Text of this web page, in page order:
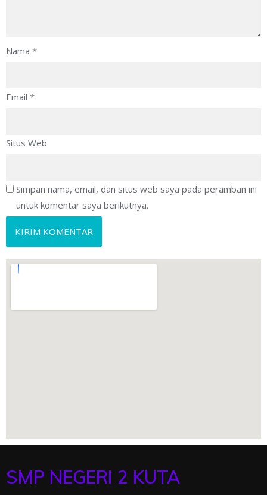
Nama *
Email *
Situs Web
Simpan nama, email, dan situs web saya pada peramban ini
untuk komentar saya berikutnya.
SMP NEGERI 2 KUTA